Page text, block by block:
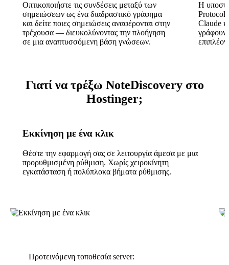
Οπτικοποιήστε τις συνδέσεις μεταξύ των
σημειώσεων ως ένα διαδραστικό γράφημα
και δείτε ποιες σημειώσεις αναφέρονται στην
τρέχουσα — διευκολύνοντας την πλοήγηση
σε μια αναπτυσσόμενη βάση γνώσεων.
Η
Protocol
Claude
γράφουν
Γιατί να τρέξω NoteDiscovery στο
Hostinger;
Εκκίνηση με ένα κλικ
Θέστε την εφαρμογή σας σε λειτουργία άμεσα με μια
προρυθμισμένη ρύθμιση. Χωρίς χειροκίνητη
εγκατάσταση ή πολύπλοκα βήματα ρύθμισης.
Προτεινόμενη τοποθεσία server: